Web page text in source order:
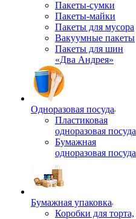
Пакеты-сумки
Пакеты-майки
Пакеты для мусора
Вакуумные пакеты
Пакеты для шин
«Два Андрея»
Одноразовая посуда
Пластиковая
одноразовая посуда
Бумажная
одноразовая посуда
Бумажная упаковка
Коробки для торта,